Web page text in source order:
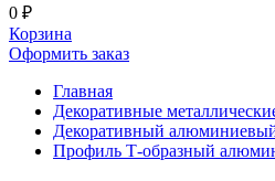
0 ₽
Корзина
Оформить заказ
Главная
Декоративные
Декоративный
Профиль Т-образный